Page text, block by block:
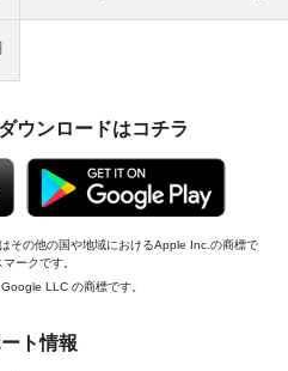
ウンロードはコチラ
その他の国や地域におけるApple Inc.の商標で
ークです。
LLC の商標です。
ト情報